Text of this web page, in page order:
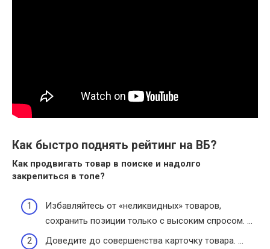
Как быстро поднять рейтинг на ВБ?
Как продвигать товар в поиске и надолго
закрепиться в топе?
Избавляйтесь от «неликвидных» товаров,
сохранить позиции только с высоким спросом. …
Доведите до совершенства карточку товара. …